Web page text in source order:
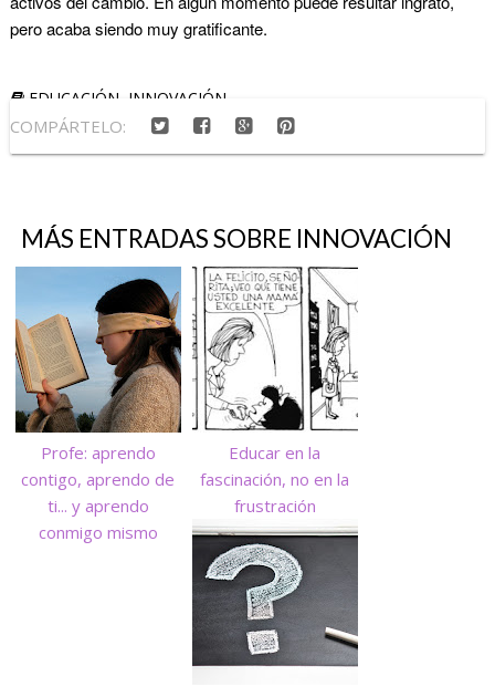
pero acaba siendo muy gratificante.
EDUCACIÓN INNOVACIÓN
COMPÁRTELO:
MÁS ENTRADAS SOBRE INNOVACIÓN
Profe: aprendo
contigo, aprendo de
ti... y aprendo
conmigo mismo
Educar en la
fascinación, no en la
frustración